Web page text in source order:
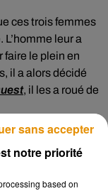
ces trois femmes
leur a
faire le plein en
il a alors décidé
, il les a roué de
minutes plus
à Soyaux. Les
avait
de prison, et
notre priorité
based on
sans accepter